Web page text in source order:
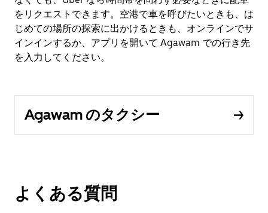
をリクエストできます。空港で車を呼びたいときも、は
じめての場所の探索に出かけるときも、オンラインでサ
インインするか、アプリを開いて Agawam での行き先
を入力してください。
Agawam のタクシー
よくある質問